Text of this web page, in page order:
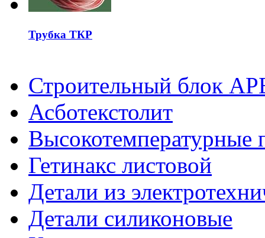
Трубка ТКР
Строительный блок
Асботекстолит
Высокотемпературные
Гетинакс листовой
Детали из
Детали силиконовые